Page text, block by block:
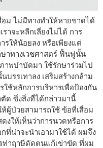
ม ไม่มีทางทำให้หายขาดได้
าจะหลีกเลี่ยงไม่ได้ การ
รให้น้อยลง หรือเพียงแต่
ษาทางเวชศาสตร์ ฟื้นฟูนั้น
าพบำบัดมา ใช้รักษาร่วมไป
บรรเทาลง เสริมสร้างกล้าม
ใช้หลักการบริหารเพื่อป้องกัน
ด ซึ่งสิ่งที่ได้กล่าวมานี้
ผู้ป่วยสามารถใช้ ข้อที่เสื่อม
งให้เห็นว่าการนวดหรือการ
ที่น่าจะนำเอามาใช้ได้ ผมจึง
ท่าฤาษีดัดตนแก้เข่าขัด ที่ผม